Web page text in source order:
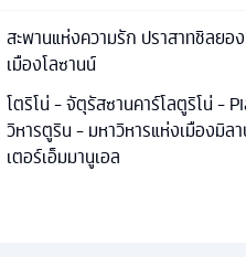
สะพานแห่งความรัก ปราสาทชิลยอ
เมืองโลซานน์
โตริโน่ - จัตุรัสซานคาร์โลตูริโน่ -
วิหารตูริน - มหาวิหารแห่งเมืองมิล
เตอร์เอ็มมานูเอล